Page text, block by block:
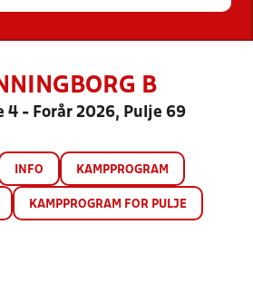
B
4 - Forår 2026, Pulje 69
INFO KAMPPROGRAM
KAMPPROGRAM FOR PULJE